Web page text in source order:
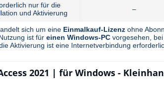
nur für die
und Aktivierung
–
sich um eine Einmalkauf-Lizenz ohne
ist für einen Windows-PC vorgesehen,
Aktivierung ist eine Internetverbindung
2021 | für Windows -